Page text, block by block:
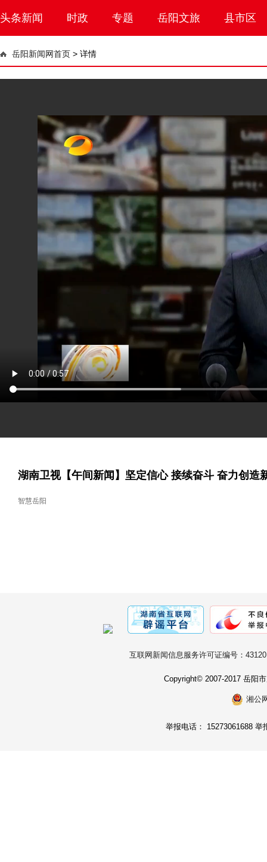
头条新闻 时政 专题 岳阳文旅 县市区
岳阳新闻网首页 > 详情
湖南卫视【午间新闻】坚定信心 接续奋斗 奋力创造
智慧岳阳
互联网新闻信息服务许可证编号：
Copyright© 2007-2017 岳阳
湘公
举报电话： 15273061688